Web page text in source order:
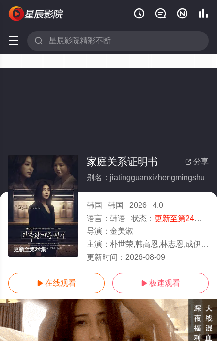
   
 
更新至第24集
 分享
家庭关系证明书
别名：jiatingguanxizhengmingshu
韩国 韩国 2026
4.0
语言： 韩语 状态： 更新至第24集
导演： 金美淑
主演： 朴世荣,韩高恩,林志恩,成伊言,朴率拉,徐道永,全胜彬
更新时间： 2026-08-09
 在线观看  极速观看